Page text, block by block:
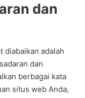
dan
diabaikan adalah
dan
berbagai kata
situs web Anda,